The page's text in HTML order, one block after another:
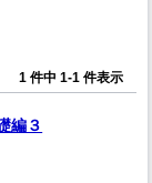
1 件中 1-1 件表示
編３